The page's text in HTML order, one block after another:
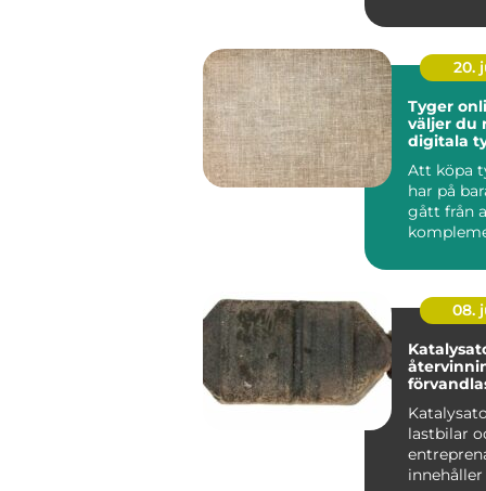
salt ...
20.
Tyger
väljer du
digitala
Att köpa
har på
gått från
08.
återvinning
lastbilar